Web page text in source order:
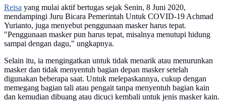
Reisa yang mulai aktif bertugas sejak Senin, 8 Juni 2020,
mendampingi Juru Bicara Pemerintah Untuk COVID-19 Achmad
Yurianto, juga menyebut penggunaan masker harus tepat.
"Penggunaan masker pun harus tepat, misalnya menutupi hidung
sampai dengan dagu," ungkapnya.
Selain itu, ia mengingatkan untuk tidak menarik atau menurunkan
masker dan tidak menyentuh bagian depan masker setelah
digunakan beberapa saat. Untuk melepaskannya, cukup dengan
memegang bagian tali atau pengait tanpa menyentuh bagian kain
dan kemudian dibuang atau dicuci kembali untuk jenis masker kain.